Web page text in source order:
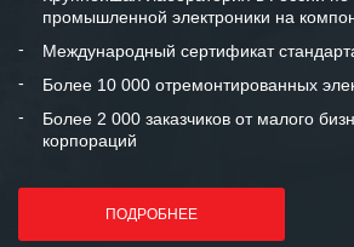
промышленной электроники на
Международный сертификат
Более 10 000 отремонтированных
Более 2 000 заказчиков от малого
корпораций
ПОДРОБНЕЕ